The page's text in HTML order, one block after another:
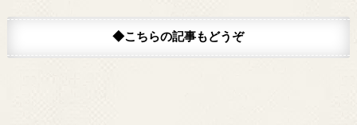
◆こちらの記事もどうぞ